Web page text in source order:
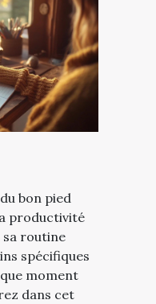
bon pied
productivité
routine
spécifiques
moment
dans cet